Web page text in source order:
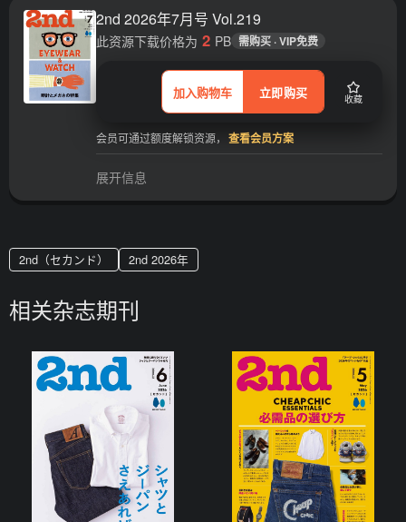
2nd 2026年7月号 Vol.219
加入购物车 立即购买 收藏
此资源下载价格为 2 PB 需购买 · VIP免费
会员可通过额度解锁资源， 查看会员方案
展开信息
2nd（セカンド） 2nd 2026年
相关杂志期刊